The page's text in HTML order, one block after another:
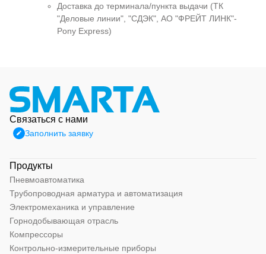
Доставка до терминала/пункта выдачи (ТК
"Деловые линии", "СДЭК", АО "ФРЕЙТ ЛИНК"-
Pony Express)
Связаться с нами
Заполнить заявку
Продукты
Пневмоавтоматика
Трубопроводная арматура и автоматизация
Электромеханика и управление
Горнодобывающая отрасль
Компрессоры
Контрольно-измерительные приборы